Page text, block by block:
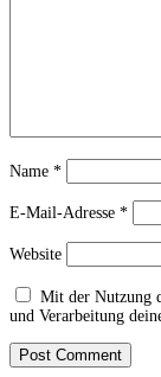
Name *
E-Mail-Adresse *
Website
Mit der Nutzung
und Verarbeitung